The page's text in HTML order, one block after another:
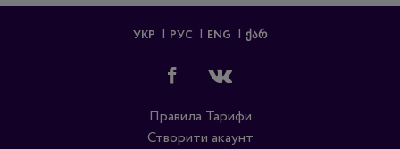
УКР РУС ENG ᲥᲐᲠ
Правила Тарифи
Створити акаунт